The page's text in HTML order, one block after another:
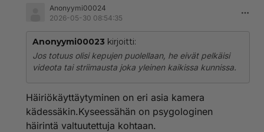
Anonyymi00024
2026-05-30 08:54:35
Anonyymi00023 kirjoitti:
Jos totuus olisi kepujen puolellaan, he eivät pelkäisi
videota tai striimausta joka yleinen kaikissa kunnissa.
Häiriökäyttäytyminen on eri asia kamera
kädessäkin.Kyseessähän on psygologinen
häirintä valtuutettuja kohtaan.